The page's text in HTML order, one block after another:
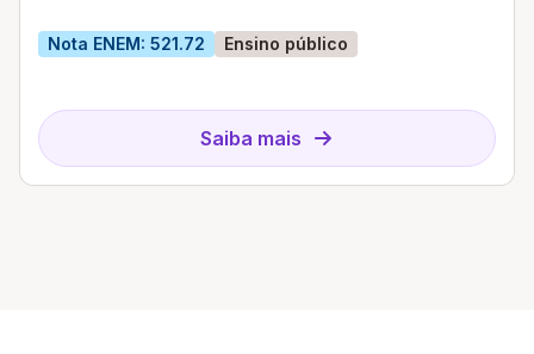
Nota ENEM: 521.72 Ensino público
Saiba mais